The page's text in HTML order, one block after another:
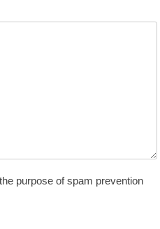
purpose of spam prevention